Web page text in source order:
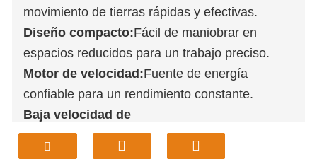
movimiento de tierras rápidas y efectivas.
Diseño compacto:Fácil de maniobrar en
espacios reducidos para un trabajo preciso.
Motor de velocidad:Fuente de energía
confiable para un rendimiento constante.
Baja velocidad de
desplazamiento:Funcionamiento seguro y
estable a bajas velocidades para una mayor